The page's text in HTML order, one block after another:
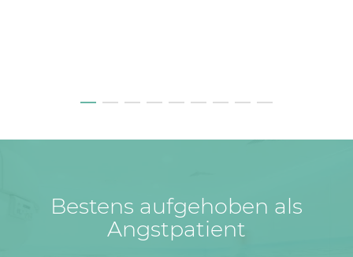
Bestens aufgehoben als
Angstpatient